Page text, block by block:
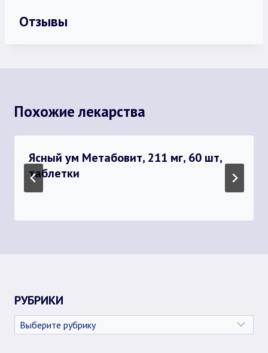
Отзывы
Похожие лекарства
Ясный ум Метабовит, 211 мг, 60 шт,
таблетки
РУБРИКИ
Рубрики